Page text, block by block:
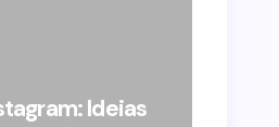
Ideias